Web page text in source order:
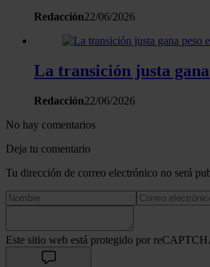
Redacción22/06/2026
La transición justa
Redacción22/06/2026
No hay comentarios
Deja tu comentario
Tu dirección de correo electrónico no será
Este sitio web está protegido por